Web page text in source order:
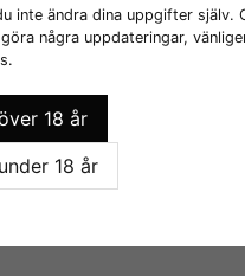
Boss
inte annat än att hålla med alla
på gång, eftersom de
nytt recept eller koncentrat,
inte ändra dina uppgifter själv.
några uppdateringar,
18 år
18 år